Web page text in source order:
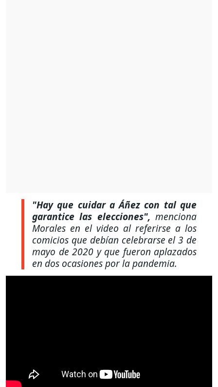
"Hay que cuidar a Áñez con tal que
garantice las elecciones", menciona
Morales en el video al referirse a los
comicios que debían celebrarse el 3 de
mayo de 2020 y que fueron aplazados
en dos ocasiones por la pandemia.